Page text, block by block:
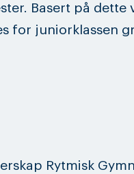
Basert på dette
for juniorklassen
Rytmisk